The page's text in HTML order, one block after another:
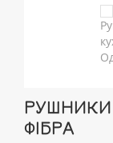
РУШНИКИ
ФІБРА